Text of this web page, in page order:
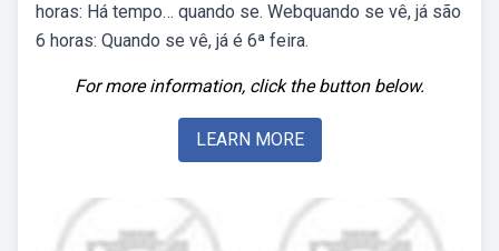
horas: Há tempo… quando se. Webquando se vê, já são
6 horas: Quando se vê, já é 6ª feira.
For more information, click the button below.
LEARN MORE